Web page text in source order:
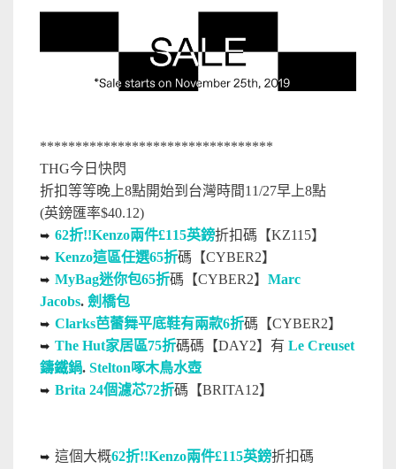
*********************************
THG今日快閃
折扣等等晚上8點開始到台灣時間11/27早上8點
(英鎊匯率$40.12)
➥ 62折!!Kenzo兩件£115英鎊折扣碼【KZ115】
➥ Kenzo這區任選65折碼【CYBER2】
➥ MyBag迷你包65折碼【CYBER2】 Marc
Jacobs. 劍橋包
➥ Clarks芭蕾舞平底鞋有兩款6折碼【CYBER2】
➥ The Hut家居區75折碼碼【DAY2】有 Le Creuset
鑄鐵鍋. Stelton啄木鳥水壺
➥ Brita 24個濾芯72折碼【BRITA12】
➥ 這個大概62折!!Kenzo兩件£115英鎊折扣碼